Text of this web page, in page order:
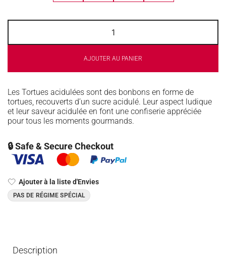
AJOUTER AU PANIER
Les Tortues acidulées sont des bonbons en forme de
tortues, recouverts d’un sucre acidulé. Leur aspect ludique
et leur saveur acidulée en font une confiserie appréciée
pour tous les moments gourmands.
🔒 Safe & Secure Checkout
Ajouter à la liste d'Envies
PAS DE RÉGIME SPÉCIAL
Description